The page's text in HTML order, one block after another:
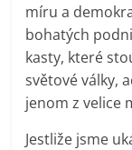
míru a
bohatých
kasty, které
světové války,
jenom z velice
Jestliže jsme